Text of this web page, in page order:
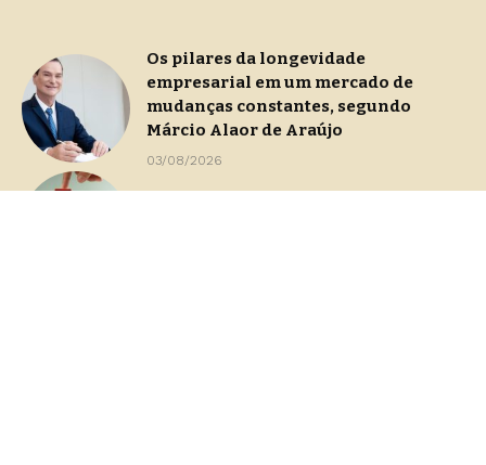
Os pilares da longevidade
empresarial em um mercado de
mudanças constantes, segundo
Márcio Alaor de Araújo
03/08/2026